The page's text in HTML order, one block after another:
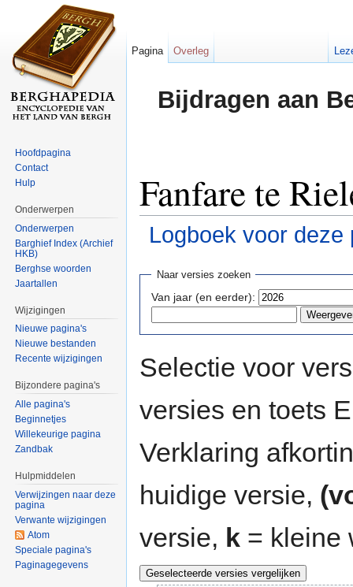
Bijdragen aan
Fanfare te
Logboek voor deze
Naar versies zoeken
Van jaar (en eerder):
Selectie voor
versies en toets
Verklaring
huidige versie,
versie, k = kleine
Pagina Overleg
Hoofdpagina
Contact
Hulp
Onderwerpen
Onderwerpen
Barghief Index (Archief
HKB)
Berghse woorden
Jaartallen
Wijzigingen
Nieuwe pagina's
Nieuwe bestanden
Recente wijzigingen
Bijzondere pagina's
Alle pagina's
Beginnetjes
Willekeurige pagina
Zandbak
Hulpmiddelen
Verwijzingen naar deze
pagina
Verwante wijzigingen
Atom
Speciale pagina's
Paginagegevens